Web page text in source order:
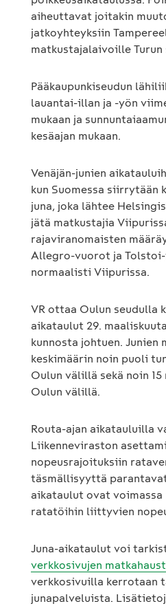
aiheuttavat joitakin
jatkoyhteyksiin
matkustajalaivoille Turun
Pääkaupunkiseudun
lauantai-illan ja -yön
mukaan ja
kesäajan mukaan.
Venäjän-junien
kun Suomessa siirrytään
juna, joka lähtee
jätä matkustajia
rajaviranomaisten
Allegro-vuorot ja
normaalisti Viipurissa.
VR ottaa Oulun seudulla
aikataulut 29.
kunnosta johtuen.
keskimäärin noin puoli
Oulun välillä sekä noin
Oulun välillä.
Routa-ajan aikatauluilla
Liikenneviraston
nopeusrajoituksiin
täsmällisyyttä
aikataulut ovat voimassa
ratatöihin liittyvien
Juna-aikataulut voi
verkkosivujen
verkkosivuilla kerrotaan
junapalveluista.